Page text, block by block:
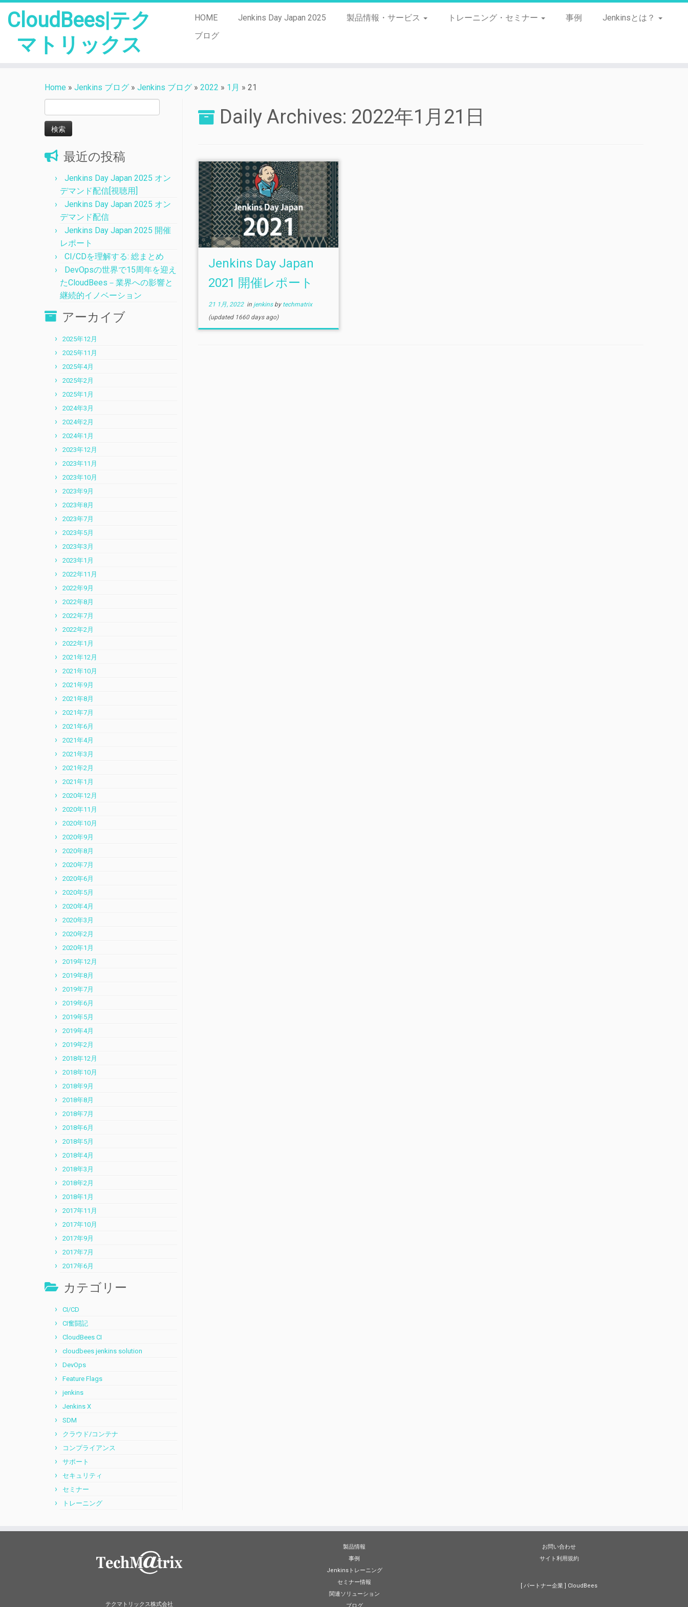
CloudBees|テク
マトリックス
HOME Jenkins Day Japan 2025 製品情報・サービス トレーニング・セミナー 事例
Jenkinsとは？
ブログ
Home » Jenkins ブログ » Jenkins ブログ » 2022 » 1月 » 21
索:
最近の投稿
Jenkins Day Japan 2025 オン
デマンド配信[視聴用]
Jenkins Day Japan 2025 オン
デマンド配信
Jenkins Day Japan 2025 開催
レポート
CI/CDを理解する: 総まとめ
DevOpsの世界で15周年を迎え
たCloudBees－業界への影響と
継続的イノベーション
アーカイブ
2025年12月
2025年11月
2025年4月
2025年2月
2025年1月
2024年3月
2024年2月
2024年1月
2023年12月
2023年11月
2023年10月
2023年9月
2023年8月
2023年7月
2023年5月
2023年3月
2023年1月
2022年11月
2022年9月
2022年8月
2022年7月
2022年2月
2022年1月
2021年12月
2021年10月
2021年9月
2021年8月
2021年7月
2021年6月
2021年4月
2021年3月
2021年2月
2021年1月
2020年12月
2020年11月
2020年10月
2020年9月
2020年8月
2020年7月
2020年6月
2020年5月
2020年4月
2020年3月
2020年2月
2020年1月
2019年12月
2019年8月
2019年7月
2019年6月
2019年5月
2019年4月
2019年2月
2018年12月
2018年10月
2018年9月
2018年8月
2018年7月
2018年6月
2018年5月
2018年4月
2018年3月
2018年2月
2018年1月
2017年11月
2017年10月
2017年9月
2017年7月
2017年6月
カテゴリー
CI/CD
CI奮闘記
CloudBees CI
cloudbees jenkins solution
DevOps
Feature Flags
jenkins
Jenkins X
SDM
クラウド/コンテナ
コンプライアンス
サポート
セキュリティ
セミナー
トレーニング
Daily Archives: 2022年1月21日
Jenkins Day Japan
2021 開催レポート
21 1月, 2022in jenkins by techmatrix
(updated 1660 days ago)
テクマトリックス株式会社
製品情報
事例
Jenkinsトレーニング
セミナー情報
関連ソリューション
お問い合わせ
サイト利用規約
[ パートナー企業 ] CloudBees